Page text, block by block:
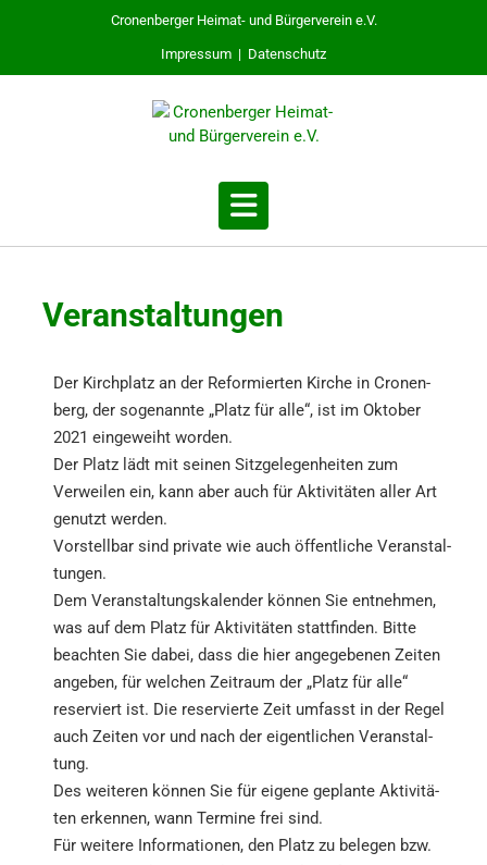
Cronenberger Heimat- und Bürgerverein e.V.
Impressum | Datenschutz
Veran­stal­tun­gen
Der Kirch­platz an der Refor­mier­ten Kirche in Cronen­
berg, der sogenann­te „Platz für alle“, ist im Oktober
2021 einge­weiht worden.
Der Platz lädt mit seinen Sitzge­le­gen­hei­ten zum
Verwei­len ein, kann aber auch für Aktivi­tä­ten aller Art
genutzt werden.
Vorstell­bar sind priva­te wie auch öffent­li­che Veran­stal­
tun­gen.
Dem Veran­stal­tungs­ka­len­der können Sie entneh­men,
was auf dem Platz für Aktivi­tä­ten statt­fin­den. Bitte
beach­ten Sie dabei, dass die hier angege­be­nen Zeiten
angeben, für welchen Zeitraum der „Platz für alle“
reser­viert ist. Die reser­vier­te Zeit umfasst in der Regel
auch Zeiten vor und nach der eigent­li­chen Veran­stal­
tung.
Des weite­ren können Sie für eigene geplan­te Aktivi­tä­
ten erken­nen, wann Termi­ne frei sind.
Für weite­re Infor­ma­tio­nen, den Platz zu belegen bzw.